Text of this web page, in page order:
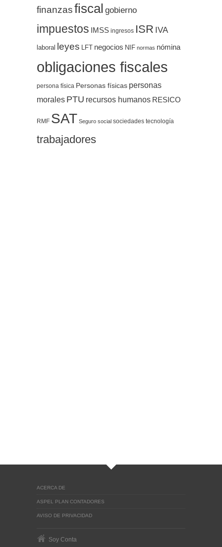
finanzasfiscal gobierno
impuestos IMSS ingresos ISR IVA
laboral leyes LFT negocios NIF normas nómina
obligaciones fiscales
persona física Personas físicas personas
morales PTU recursos humanos RESICO
RMF SAT Seguro social sociedades tecnología
trabajadores
ACERCA DE
ASPEL PLAN CONTADORES
AVISO DE PRIVACIDAD
Soy Conta